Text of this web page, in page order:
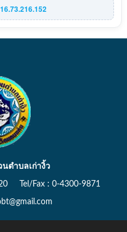
ตำบลเก่างิ้ว
Tel/Fax : 0-4300-9871